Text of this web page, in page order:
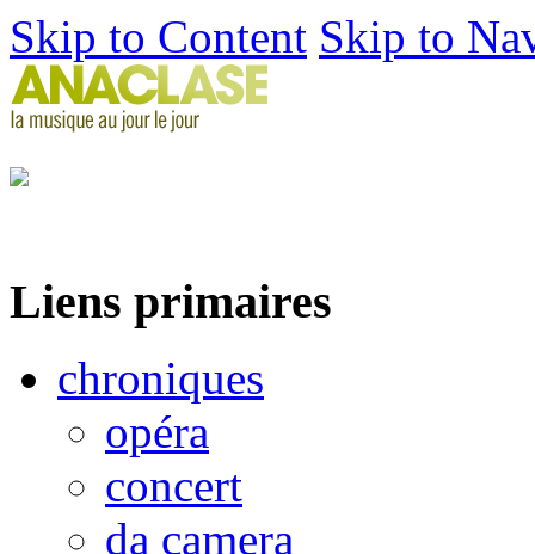
Skip to Content Skip to
Liens primaires
chroniques
opéra
concert
da camera